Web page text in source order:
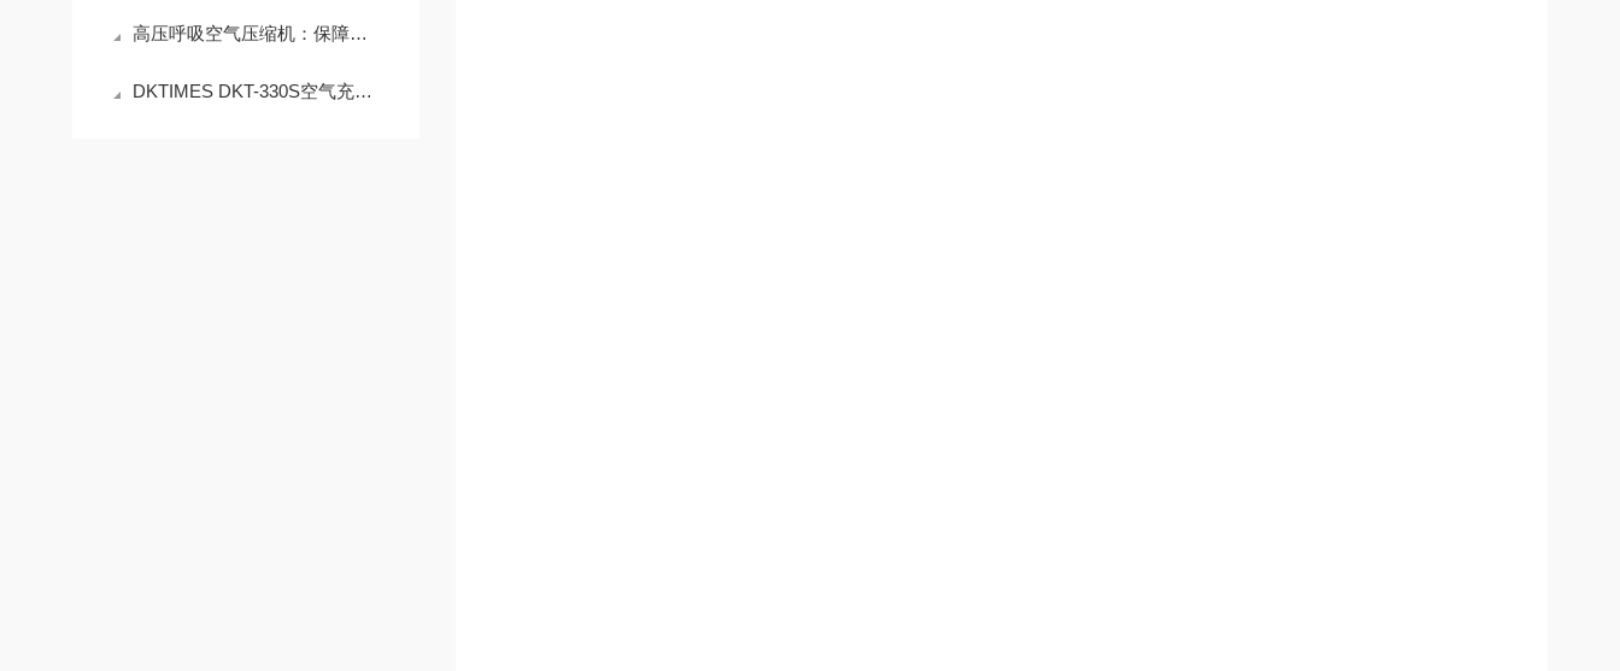
高压呼吸空气压缩机：保障生命安全的幕后英雄
DKTIMES DKT-330S空气充填泵规范使用与精细化维保技术指南